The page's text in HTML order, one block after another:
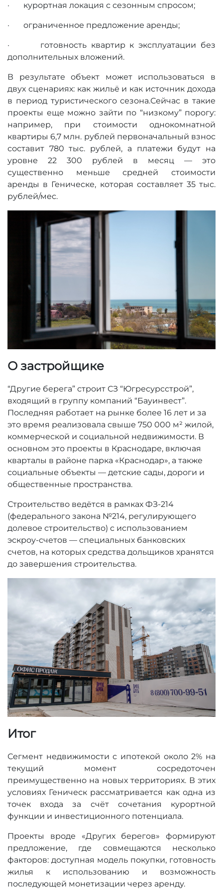
· курортная локация с сезонным спросом;
· ограниченное предложение аренды;
· готовность квартир к эксплуатации без
дополнительных вложений.
В результате объект может использоваться в
двух сценариях: как жильё и как источник дохода
в период туристического сезона.Сейчас в такие
проекты еще можно зайти по “низкому” порогу:
например, при стоимости однокомнатной
квартиры 6,7 млн. рублей первоначальный взнос
составит 780 тыс. рублей, а платежи будут на
уровне 22 300 рублей в месяц — это
существенно меньше средней стоимости
аренды в Геническе, которая составляет 35 тыс.
рублей/мес.
О застройщике
“Другие берега” строит СЗ “Югресурсстрой”,
входящий в группу компаний “Бауинвест”.
Последняя работает на рынке более 16 лет и за
это время реализовала свыше 750 000 м² жилой,
коммерческой и социальной недвижимости. В
основном это проекты в Краснодаре, включая
кварталы в районе парка «Краснодар», а также
социальные объекты — детские сады, дороги и
общественные пространства.
Строительство ведётся в рамках ФЗ-214
(федерального закона №214, регулирующего
долевое строительство) с использованием
эскроу-счетов — специальных банковских
счетов, на которых средства дольщиков хранятся
до завершения строительства.
Итог
Сегмент недвижимости с ипотекой около 2% на
текущий момент сосредоточен
преимущественно на новых территориях. В этих
условиях Геническ рассматривается как одна из
точек входа за счёт сочетания курортной
функции и инвестиционного потенциала.
Проекты вроде «Других берегов» формируют
предложение, где совмещаются несколько
факторов: доступная модель покупки, готовность
жилья к использованию и возможность
последующей монетизации через аренду.